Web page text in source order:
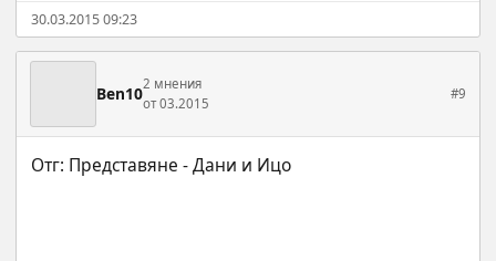
30.03.2015 09:23
Ben102 мнения
от 03.2015
#9